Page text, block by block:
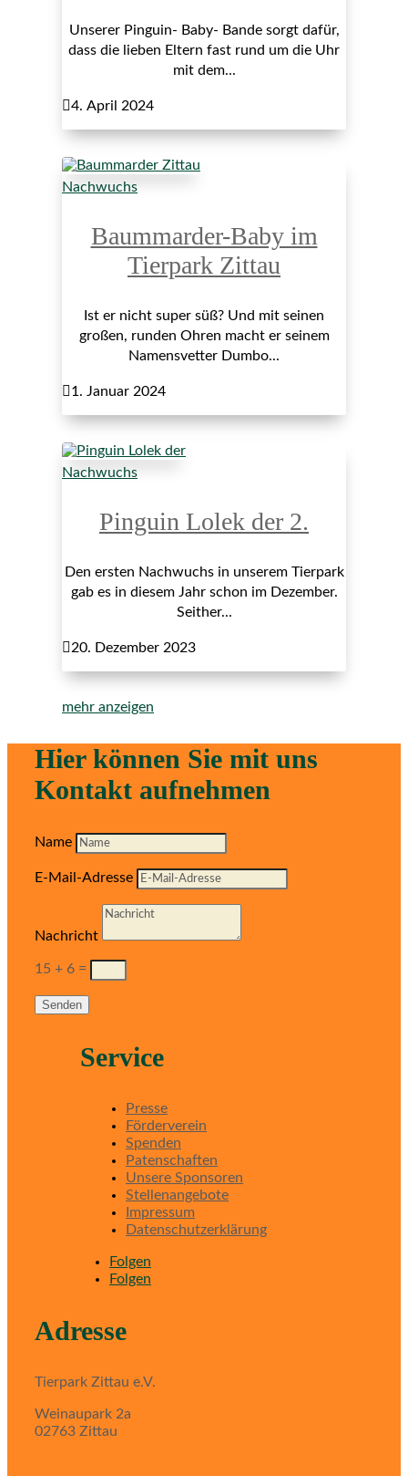
Unserer Pinguin- Baby- Bande sorgt dafür,
dass die lieben Eltern fast rund um die Uhr
mit dem...
4. April 2024
Nachwuchs
Baummarder-Baby im
Tierpark Zittau
Ist er nicht super süß? Und mit seinen
großen, runden Ohren macht er seinem
Namensvetter Dumbo...
1. Januar 2024
Nachwuchs
Pinguin Lolek der 2.
Den ersten Nachwuchs in unserem Tierpark
gab es in diesem Jahr schon im Dezember.
Seither...
20. Dezember 2023
mehr anzeigen
Hier können Sie mit uns
Kontakt aufnehmen
Name
E-Mail-Adresse
Nachricht
15 + 6 =
Senden
Service
Presse
Förderverein
Spenden
Patenschaften
Unsere Sponsoren
Stellenangebote
Impressum
Datenschutzerklärung
Folgen
Folgen
Adresse
Tierpark Zittau e.V.
Weinaupark 2a
02763 Zittau